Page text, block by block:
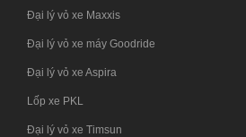
Đại lý vỏ xe Maxxis
Đại lý vỏ xe máy Goodride
Đại lý vỏ xe Aspira
Lốp xe PKL
Đại lý vỏ xe Timsun